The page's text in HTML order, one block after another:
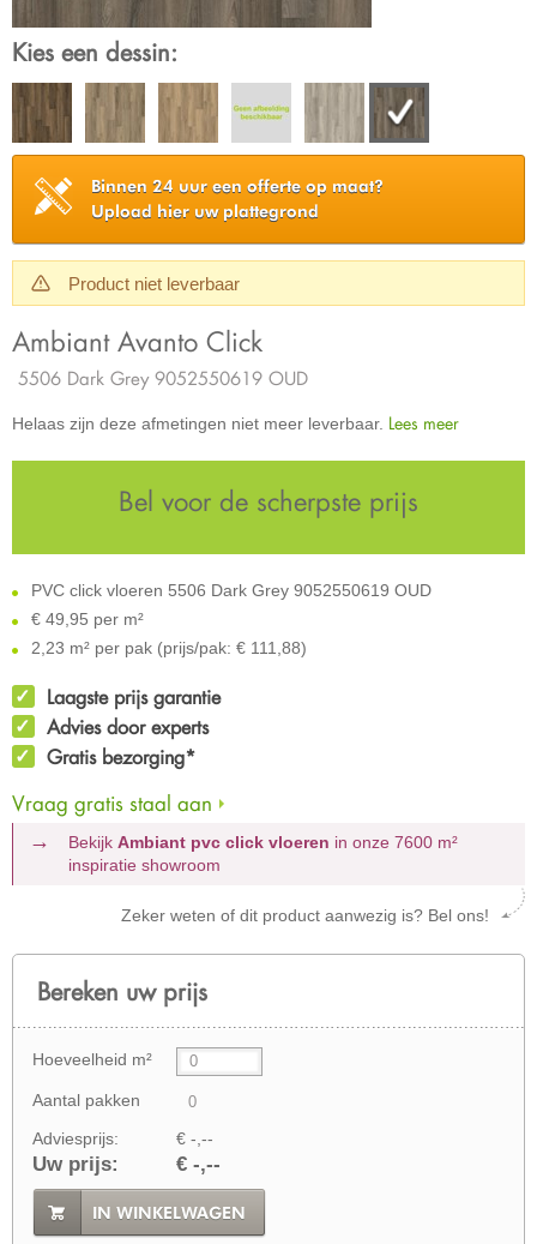
Kies een dessin:
Binnen 24 uur een offerte op maat?
Upload hier uw plattegrond
Product niet leverbaar
Ambiant Avanto Click
5506 Dark Grey 9052550619 OUD
Helaas zijn deze afmetingen niet meer leverbaar. Lees meer
Bel voor de scherpste prijs
PVC click vloeren 5506 Dark Grey 9052550619 OUD
€ 49,95 per m²
2,23 m² per pak (prijs/pak: € 111,88)
Laagste prijs garantie
Advies door experts
Gratis bezorging*
Vraag gratis staal aan
Bekijk Ambiant pvc click vloeren in onze 7600 m²
inspiratie showroom
Zeker weten of dit product aanwezig is? Bel ons!
Bereken uw prijs
Hoeveelheid m²
Aantal pakken
Adviesprijs: € -,--
Uw prijs: € -,--
IN WINKELWAGEN